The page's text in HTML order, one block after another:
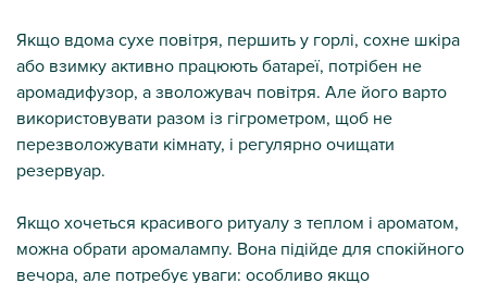
Якщо вдома сухе повітря, першить у горлі, сохне шкіра
або взимку активно працюють батареї, потрібен не
аромадифузор, а зволожувач повітря. Але його варто
використовувати разом із гігрометром, щоб не
перезволожувати кімнату, і регулярно очищати
резервуар.
Якщо хочеться красивого ритуалу з теплом і ароматом,
можна обрати аромалампу. Вона підійде для спокійного
вечора, але потребує уваги: особливо якщо